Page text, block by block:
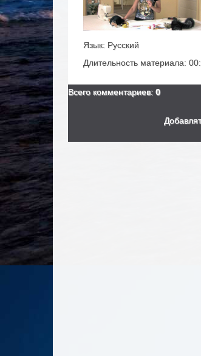
Язык: Русский
Длительность материала:
Всего комментариев: 0